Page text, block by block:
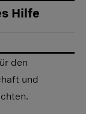
Hilfe
den
und